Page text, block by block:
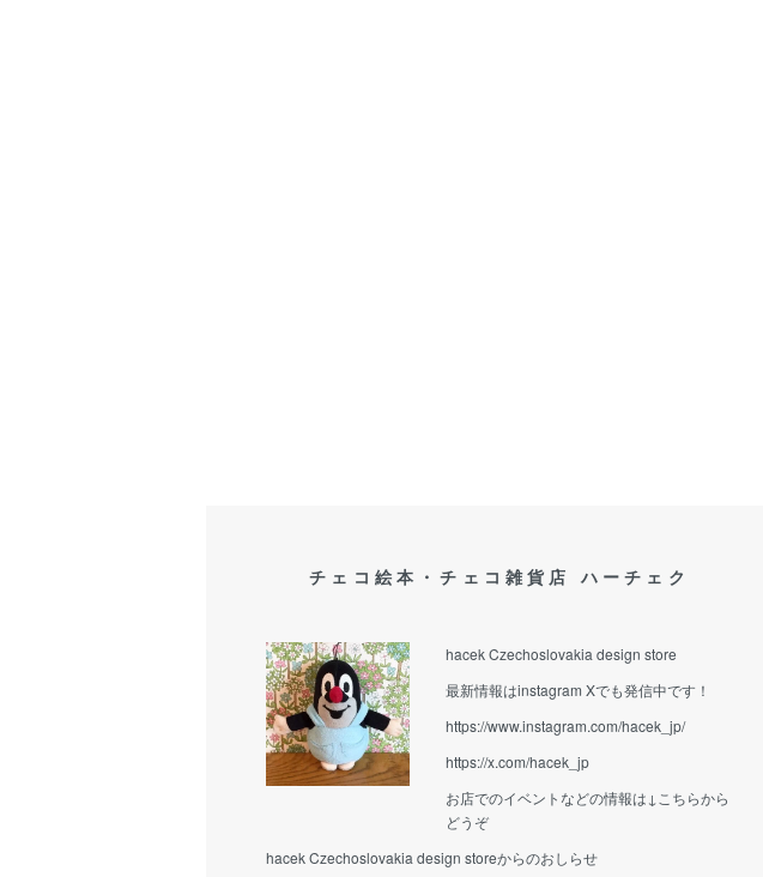
チェコ絵本・チェコ雑貨店 ハーチェク
hacek Czechoslovakia design store
最新情報はinstagram Xでも発信中です！
https://www.instagram.com/hacek_jp/
https://x.com/hacek_jp
お店でのイベントなどの情報は↓こちらから
どうぞ
hacek Czechoslovakia design storeからのおしらせ